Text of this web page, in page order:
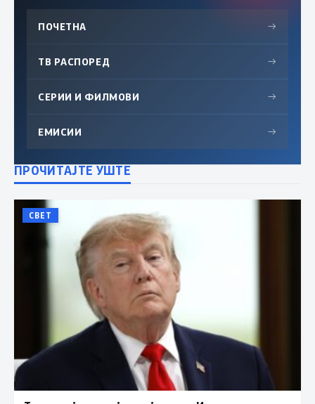
ПОЧЕТНА →
ТВ РАСПОРЕД →
СЕРИИ И ФИЛМОВИ →
ЕМИСИИ →
ПРОЧИТАЈТЕ УШТЕ
СВЕТ